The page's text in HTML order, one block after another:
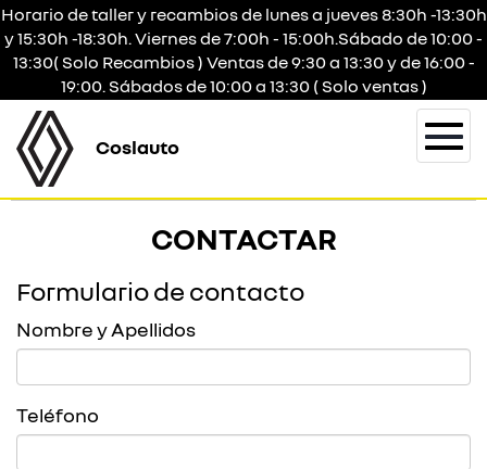
Horario de taller y recambios de lunes a jueves 8:30h -13:30h
y 15:30h -18:30h. Viernes de 7:00h - 15:00h.Sábado de 10:00 -
13:30( Solo Recambios ) Ventas de 9:30 a 13:30 y de 16:00 -
19:00. Sábados de 10:00 a 13:30 ( Solo ventas )
Coslauto
CONTACTAR
Formulario de contacto
Nombre y Apellidos
Teléfono